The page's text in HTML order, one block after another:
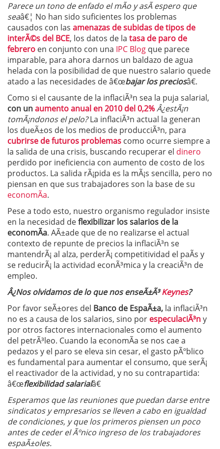
Parece un tono de enfado el mÃ­o y asÃ­ espero que
seaâ€¦ No han sido suficientes los problemas
causados con las amenazas de subidas de tipos de
interÃ©s del BCE, los datos de la tasa de paro de
febrero en conjunto con una IPC Blog que parece
imparable, para ahora darnos un baldazo de agua
helada con la posibilidad de que nuestro salario quede
atado a las necesidades de â€œbajar los preciosâ€.
Como si el causante de la inflaciÃ³n sea la puja salarial,
con unaumento anual en 2010 del 0,2%Â¿estÃ¡n
tomÃ¡ndonos el pelo?La inflaciÃ³n actual la generan
los dueÃ±os de los medios de producciÃ³n, para
cubrirse de futuros problemas como ocurre siempre a
la salida de una crisis, buscando recuperar el dinero
perdido por ineficiencia con aumento de costo de los
productos. La salida rÃ¡pida es la mÃ¡s sencilla, pero no
piensan en que sus trabajadores son la base de su
economÃ­a.
Pese a todo esto, nuestro organismo regulador insiste
en la necesidad deflexibilizar los salarios de la
economÃ­a. AÃ±ade que de no realizarse el actual
contexto de repunte de precios la inflaciÃ³n se
mantendrÃ¡ al alza, perderÃ¡ competitividad el paÃ­s y
se reducirÃ¡ la actividad econÃ³mica y la creaciÃ³n de
empleo.
Â¿Nos olvidamos de lo que nos enseÃ±Ã³Keynes?
Por favor seÃ±ores del Banco de EspaÃ±a, la inflaciÃ³n
no es a causa de los salarios, sino por especulaciÃ³ny
por otros factores internacionales como el aumento
del petrÃ³leo. Cuando la economÃ­a se nos cae a
pedazos y el paro se eleva sin cesar, el gasto pÃºblico
es fundamental para aumentar el consumo, que serÃ¡
el reactivador de la actividad, y no su contrapartida:
â€œflexibilidad salarialâ€
Esperamos que las reuniones que puedan darse entre
sindicatos y empresarios se lleven a cabo en igualdad
de condiciones, y que los primeros piensen un poco
antes de ceder el Ãºnico ingreso de los trabajadores
espaÃ±oles.